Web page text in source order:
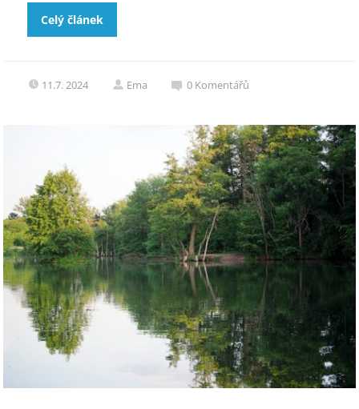
Celý článek
11.7. 2024 Ema 0 Komentářů